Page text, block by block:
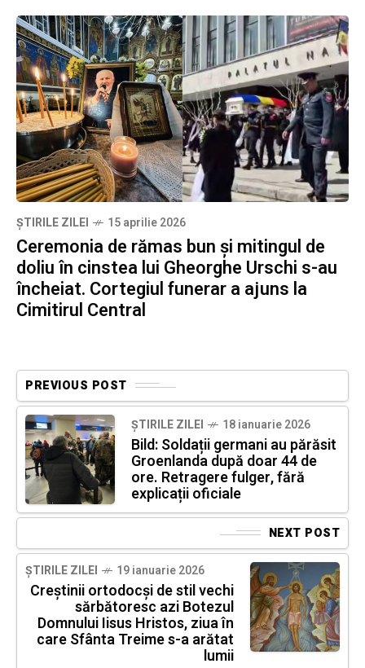
ȘTIRILE ZILEI 15 aprilie 2026
Ceremonia de rămas bun și mitingul de
doliu în cinstea lui Gheorghe Urschi s-au
încheiat. Cortegiul funerar a ajuns la
Cimitirul Central
PREVIOUS POST
ȘTIRILE ZILEI 18 ianuarie 2026
Bild: Soldații germani au părăsit
Groenlanda după doar 44 de
ore. Retragere fulger, fără
explicații oficiale
NEXT POST
ȘTIRILE ZILEI 19 ianuarie 2026
Creștinii ortodocși de stil vechi
sărbătoresc azi Botezul
Domnului Iisus Hristos, ziua în
care Sfânta Treime s-a arătat
lumii